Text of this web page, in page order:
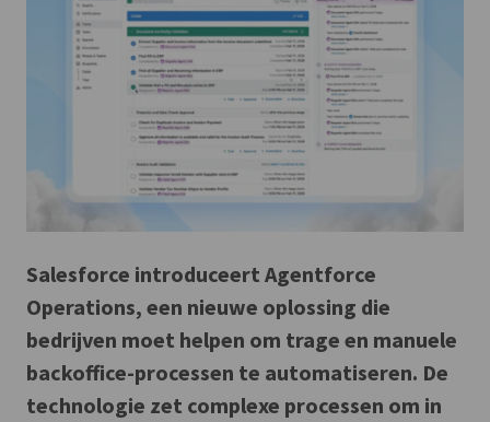
Salesforce introduceert Agentforce
Operations, een nieuwe oplossing die
bedrijven moet helpen om trage en manuele
backoffice-processen te automatiseren. De
technologie zet complexe processen om in